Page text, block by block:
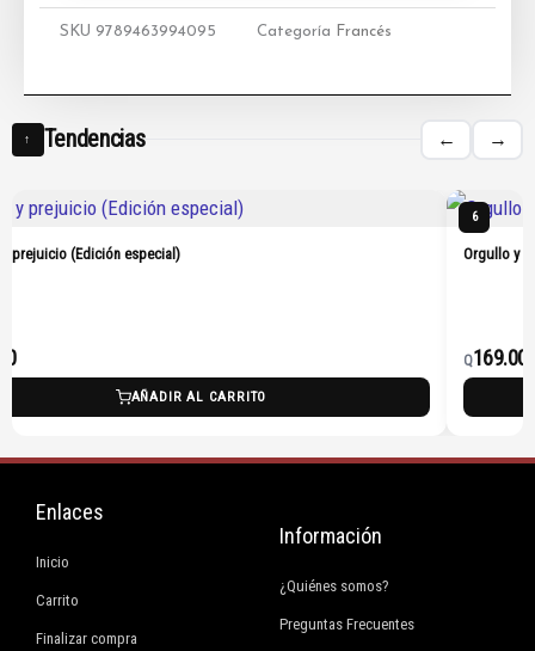
SKU 9789463994095 Categoría Francés
↑ Tendencias ← →
prejuicio (Edición especial)
AÑADIR AL CARRITO
6
Orgullo y
Q169.00
Enlaces
Inicio
Carrito
Finalizar compra
Información
¿Quiénes somos?
Preguntas Frecuentes